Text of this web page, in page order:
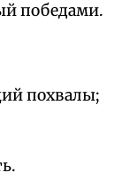
победами.
похвалы;